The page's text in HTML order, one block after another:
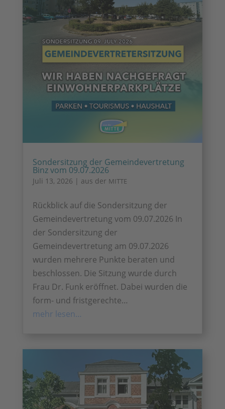
Sondersitzung der Gemeindevertretung
Binz vom 09.07.2026
Juli 13, 2026 | aus der MITTE
Rückblick auf die Sondersitzung der
Gemeindevertretung vom 09.07.2026 In
der Sondersitzung der
Gemeindevertretung am 09.07.2026
wurden mehrere Punkte beraten und
beschlossen. Die Sitzung wurde durch
Frau Dr. Funk eröffnet. Dabei wurden die
form- und fristgerechte…
mehr lesen…